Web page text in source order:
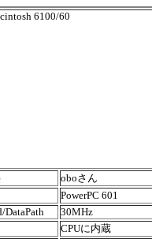
6100/60
oboさん
PowerPC 601
DataPath
30MHz
CPUに内蔵